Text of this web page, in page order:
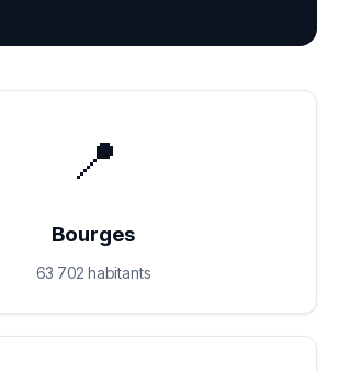
📍
Bourges
63 702 habitants